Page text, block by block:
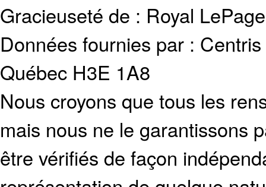
Gracieuseté de : Royal
Données fournies par :
Québec H3E 1A8
Nous croyons que tous les
mais nous ne le garantissons
être vérifiés de façon